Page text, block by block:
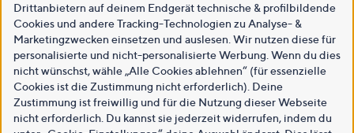
Drittanbietern auf deinem Endgerät technische & profilbildende
Cookies und andere Tracking-Technologien zu Analyse- &
Marketingzwecken einsetzen und auslesen. Wir nutzen diese für
personalisierte und nicht-personalisierte Werbung. Wenn du dies
nicht wünschst, wähle „Alle Cookies ablehnen“ (für essenzielle
Cookies ist die Zustimmung nicht erforderlich). Deine
Zustimmung ist freiwillig und für die Nutzung dieser Webseite
nicht erforderlich. Du kannst sie jederzeit widerrufen, indem du